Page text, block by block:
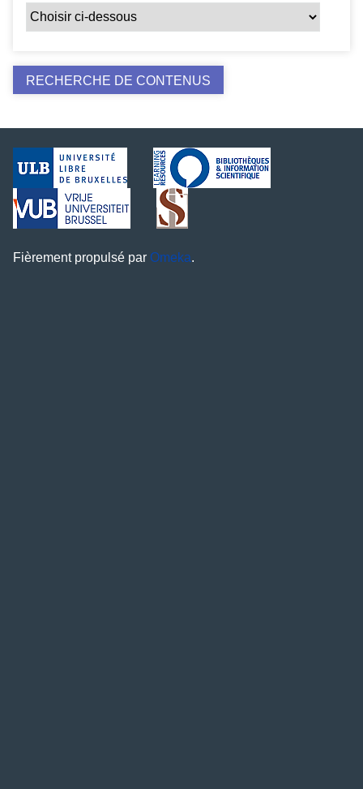
Fièrement propulsé par Omeka.